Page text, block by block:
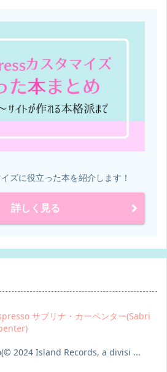
ズに役立った本を紹介します！
詳しく見る
サブリナ・カーペンター(Sabri
2024 Island Records, a divisi ...